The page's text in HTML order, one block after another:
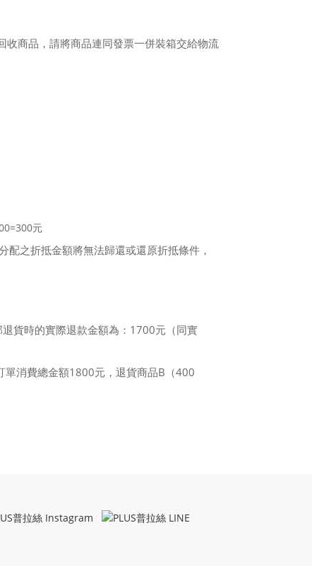
收商品，請將商品連同發票一併裝箱交給物流
元
之折抵金額將無法歸還或還原折抵條件，
貨時的實際退款金額為：1700元（同實
消費總金額1800元，退貨商品B（400